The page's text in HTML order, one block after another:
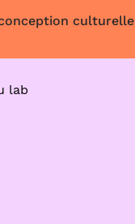
lab